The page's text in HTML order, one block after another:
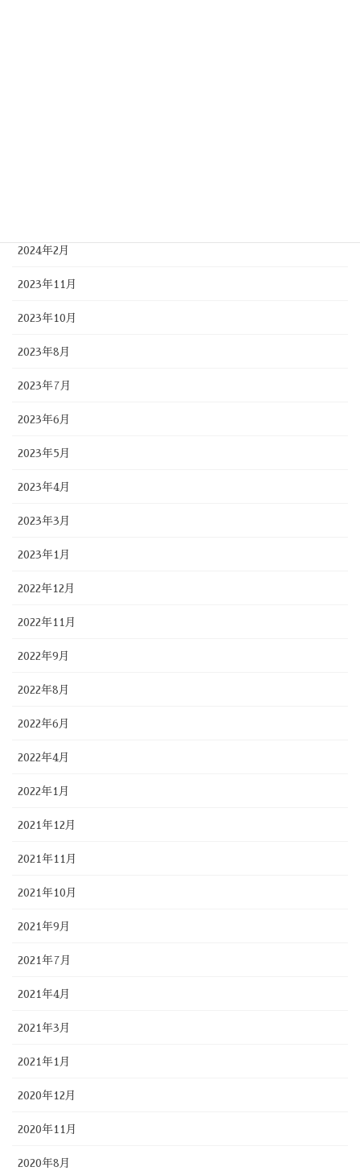
2024年2月
2023年11月
2023年10月
2023年8月
2023年7月
2023年6月
2023年5月
2023年4月
2023年3月
2023年1月
2022年12月
2022年11月
2022年9月
2022年8月
2022年6月
2022年4月
2022年1月
2021年12月
2021年11月
2021年10月
2021年9月
2021年7月
2021年4月
2021年3月
2021年1月
2020年12月
2020年11月
2020年8月